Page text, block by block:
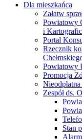
Dla mieszkańca
Załatw
Powiatowy
i
Portal
Rzecznik
Powiatowy
Promocja
Zespół ds.
Stan